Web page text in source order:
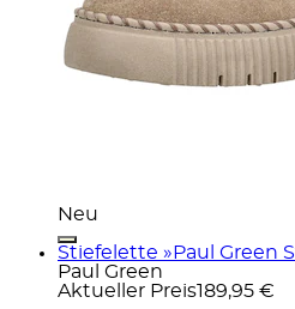
Neu
Stiefelette »Paul Green
Paul Green
Aktueller Preis189,95 €